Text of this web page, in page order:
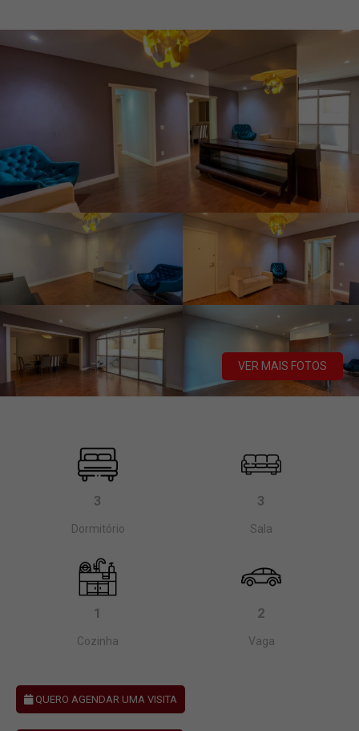
VER MAIS FOTOS
3
Dormitório
3
Sala
1
Cozinha
2
Vaga
QUERO AGENDAR UMA VISITA